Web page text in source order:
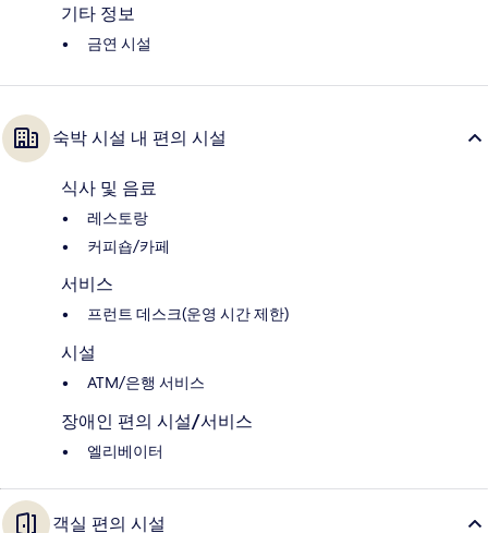
기타 정보
금연 시설
숙박 시설 내 편의 시설
식사 및 음료
레스토랑
커피숍/카페
서비스
프런트 데스크(운영 시간 제한)
시설
ATM/은행 서비스
장애인 편의 시설/서비스
엘리베이터
객실 편의 시설